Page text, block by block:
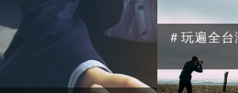
＃玩遍全